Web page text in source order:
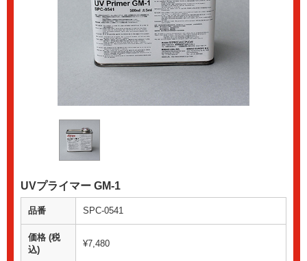
UVプライマー GM-1
品番 SPC-0541
価格 (税
込)
¥7,480